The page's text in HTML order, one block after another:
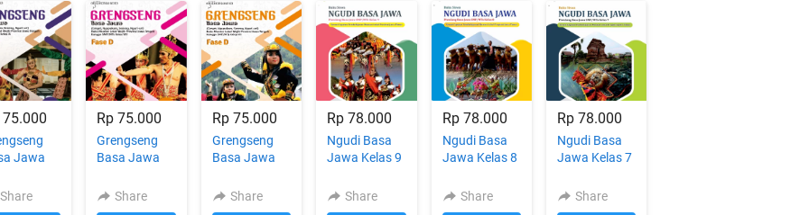
75.000
Jawa
MTS
Share
Rp 75.000
Grengseng
Basa Jawa
SMP/MTS
Share
Rp 75.000
Grengseng
Basa Jawa
SMP/MTS
Share
Rp 78.000
Ngudi Basa
Jawa Kelas 9
SMP/MTS
Share
Rp 78.000
Ngudi Basa
Jawa Kelas 8
SMP/MTS
Share
Rp 78.000
Ngudi Basa
Jawa Kelas 7
SMP/SMK
Share